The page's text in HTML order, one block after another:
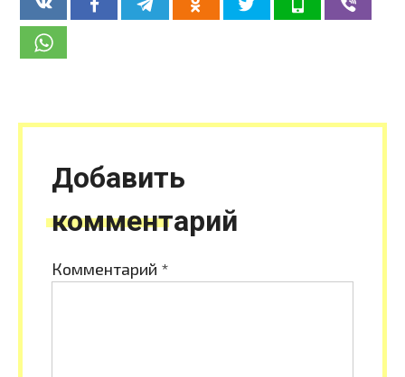
Добавить
комментарий
Комментарий *